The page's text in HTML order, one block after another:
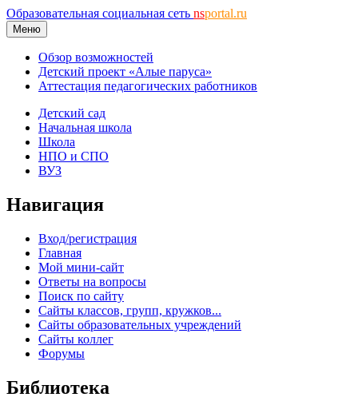
Образовательная социальная сеть nsportal.ru
Меню
Обзор возможностей
Детский проект «Алые паруса»
Аттестация педагогических работников
Детский сад
Начальная школа
Школа
НПО и СПО
ВУЗ
Навигация
Вход/регистрация
Главная
Мой мини-сайт
Ответы на вопросы
Поиск по сайту
Сайты классов, групп, кружков...
Сайты образовательных учреждений
Сайты коллег
Форумы
Библиотека